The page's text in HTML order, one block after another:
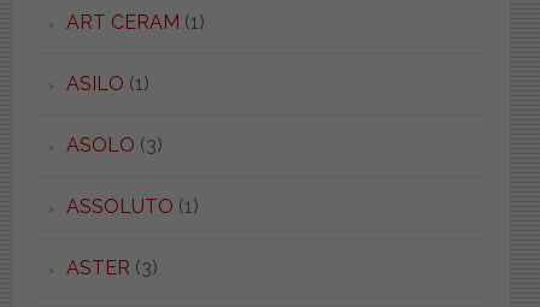
ART CERAM (1)
ASILO (1)
ASOLO (3)
ASSOLUTO (1)
ASTER (3)